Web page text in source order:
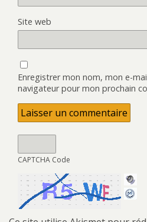
Site web
Enregistrer mon nom, mon e-
navigateur pour mon prochain
CAPTCHA Code